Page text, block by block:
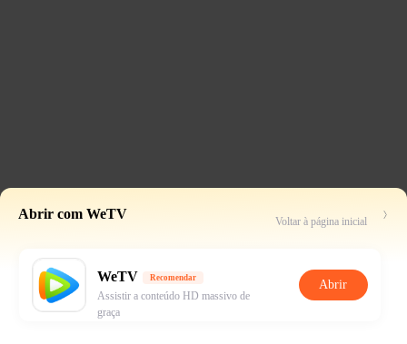
Abrir com WeTV Voltar à página inicial
WeTV Recomendar
Assistir a conteúdo HD massivo de
graça
Abrir